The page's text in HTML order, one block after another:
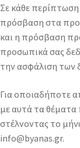
Σε κάθε περίπτωση
πρόσβαση στα
και η πρόσβαση
προσωπικά σας
την ασφάλιση των
Για οποιαδήποτε
με αυτά τα θέματα
στέλνοντας το
info@byanas.gr.